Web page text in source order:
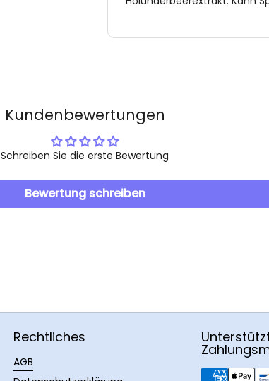
Kundenbewertungen
Schreiben Sie die erste Bewertung
Bewertung schreiben
Rechtliches
AGB